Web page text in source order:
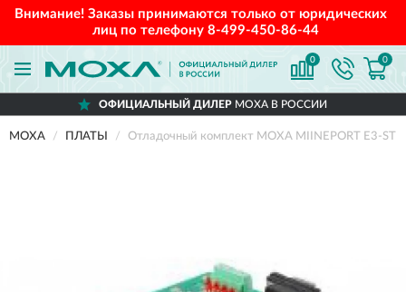
Внимание! Заказы принимаются только от юридических
лиц по телефону 8-499-450-86-44
0 0
ОФИЦИАЛЬНЫЙ ДИЛЕРMOXA В РОССИИ
MOXA ПЛАТЫ Отладочный комплект MOXA MIINEPORT E3-ST